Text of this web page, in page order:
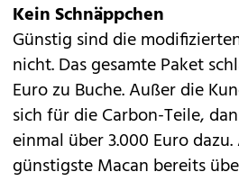
Kein Schnäppchen
Günstig sind die
nicht. Das gesamte Paket
Euro zu Buche. Außer die
sich für die Carbon-Teile,
einmal über 3.000 Euro
günstigste Macan bereits